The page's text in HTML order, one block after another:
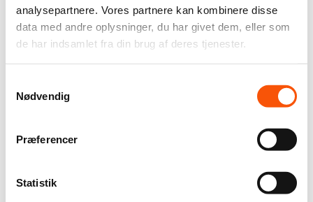
analysepartnere. Vores partnere kan kombinere disse
data med andre oplysninger, du har givet dem, eller som
de har indsamlet fra din brug af deres tjenester.
Nødvendig
Præferencer
Statistik